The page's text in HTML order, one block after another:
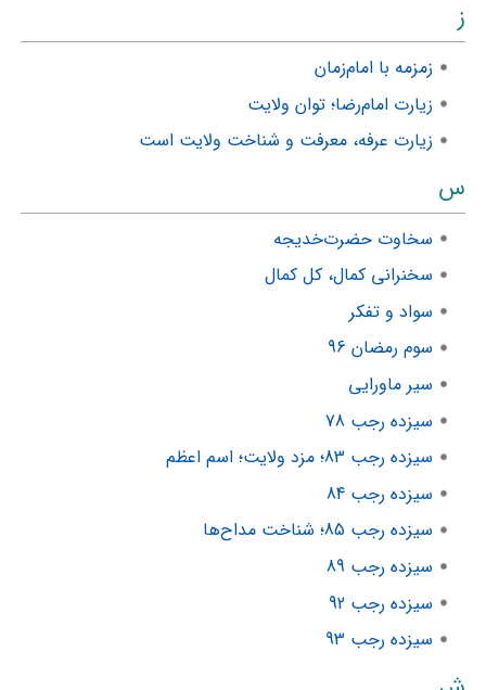
ز
زمزمه با امام‌زمان
زیارت امام‌رضا؛ توان ولایت
زیارت عرفه، معرفت و شناخت ولایت است
س
سخاوت حضرت‌خدیجه
سخنرانی کمال، کل کمال
سواد و تفکر
سوم رمضان 96
سیر ماورایی
سیزده رجب 78
سیزده رجب 83؛ مزد ولایت؛ اسم اعظم
سیزده رجب 84
سیزده رجب 85؛ شناخت مداح‌ها
سیزده رجب 89
سیزده رجب 92
سیزده رجب 93